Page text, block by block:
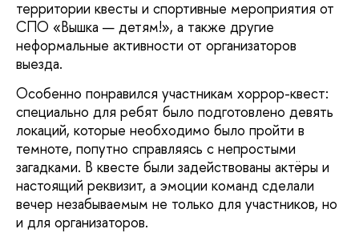
территории квесты и спортивные мероприятия от
СПО «Вышка — детям!», а также другие
неформальные активности от организаторов
выезда.
Особенно понравился участникам хоррор-квест:
специально для ребят было подготовлено девять
локаций, которые необходимо было пройти в
темноте, попутно справляясь с непростыми
загадками. В квесте были задействованы актёры и
настоящий реквизит, а эмоции команд сделали
вечер незабываемым не только для участников, но
и для организаторов.